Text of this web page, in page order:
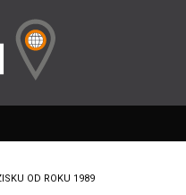
OD ROKU 1989